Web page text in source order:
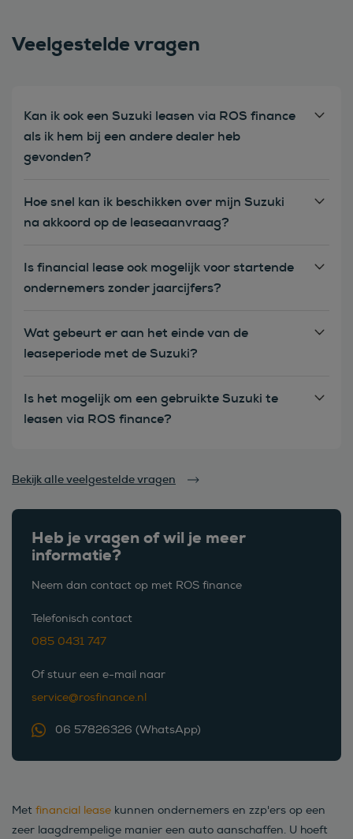
Heb je vragen of wil je meer
informatie?
Neem dan contact op met ROS finance
Telefonisch contact
085 0431 747
Of stuur een e-mail naar
service@rosfinance.nl
06 57826326 (WhatsApp)
Veelgestelde vragen
Kan ik ook een Suzuki leasen via ROS finance
als ik hem bij een andere dealer heb
gevonden?
Hoe snel kan ik beschikken over mijn Suzuki
na akkoord op de leaseaanvraag?
Is financial lease ook mogelijk voor startende
ondernemers zonder jaarcijfers?
Wat gebeurt er aan het einde van de
leaseperiode met de Suzuki?
Is het mogelijk om een gebruikte Suzuki te
leasen via ROS finance?
Bekijk alle veelgestelde vragen
Met financial lease kunnen ondernemers en zzp'ers op een
zeer laagdrempelige manier een auto aanschaffen. U hoeft